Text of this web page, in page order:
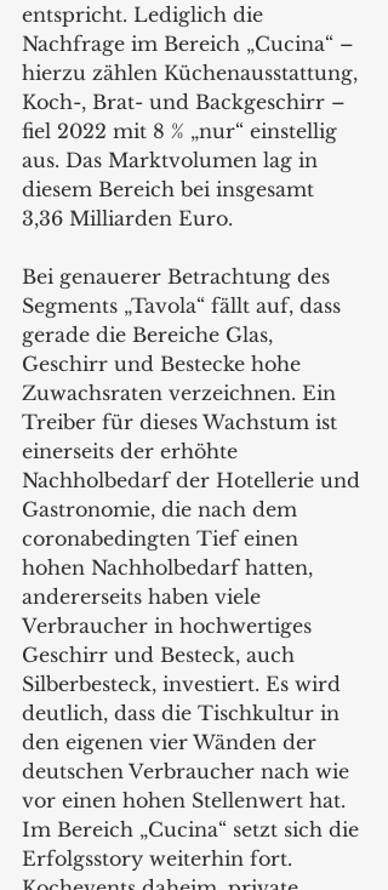
entspricht. Lediglich die
Nachfrage im Bereich „Cucina“ –
hierzu zählen Küchenausstattung,
Koch-, Brat- und Backgeschirr –
fiel 2022 mit 8 % „nur“ einstellig
aus. Das Marktvolumen lag in
diesem Bereich bei insgesamt
3,36 Milliarden Euro.
Bei genauerer Betrachtung des
Segments „Tavola“ fällt auf, dass
gerade die Bereiche Glas,
Geschirr und Bestecke hohe
Zuwachsraten verzeichnen. Ein
Treiber für dieses Wachstum ist
einerseits der erhöhte
Nachholbedarf der Hotellerie und
Gastronomie, die nach dem
coronabedingten Tief einen
hohen Nachholbedarf hatten,
andererseits haben viele
Verbraucher in hochwertiges
Geschirr und Besteck, auch
Silberbesteck, investiert. Es wird
deutlich, dass die Tischkultur in
den eigenen vier Wänden der
deutschen Verbraucher nach wie
vor einen hohen Stellenwert hat.
Im Bereich „Cucina“ setzt sich die
Erfolgsstory weiterhin fort.